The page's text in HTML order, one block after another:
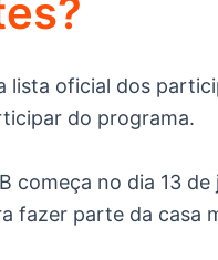
lista oficial dos
do programa.
começa no dia 13
fazer parte da casa